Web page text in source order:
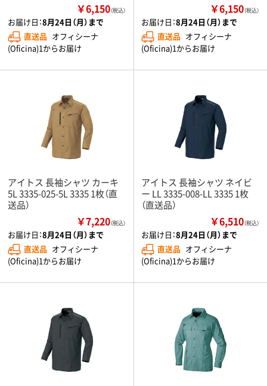
￥6,150（税込）
お届け日：8月24日（月）まで
直送品 オフィシーナ
(Oficina)1からお届け
￥6,150（税込）
お届け日：8月24日（月）まで
直送品 オフィシーナ
(Oficina)1からお届け
アイトス 長袖シャツ カーキ
5L 3335-025-5L 3335 1枚（直
送品）
￥7,220（税込）
お届け日：8月24日（月）まで
直送品 オフィシーナ
(Oficina)1からお届け
アイトス 長袖シャツ ネイビ
ー LL 3335-008-LL 3335 1枚
（直送品）
￥6,510（税込）
お届け日：8月24日（月）まで
直送品 オフィシーナ
(Oficina)1からお届け